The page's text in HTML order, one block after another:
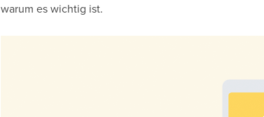
warum es wichtig ist.